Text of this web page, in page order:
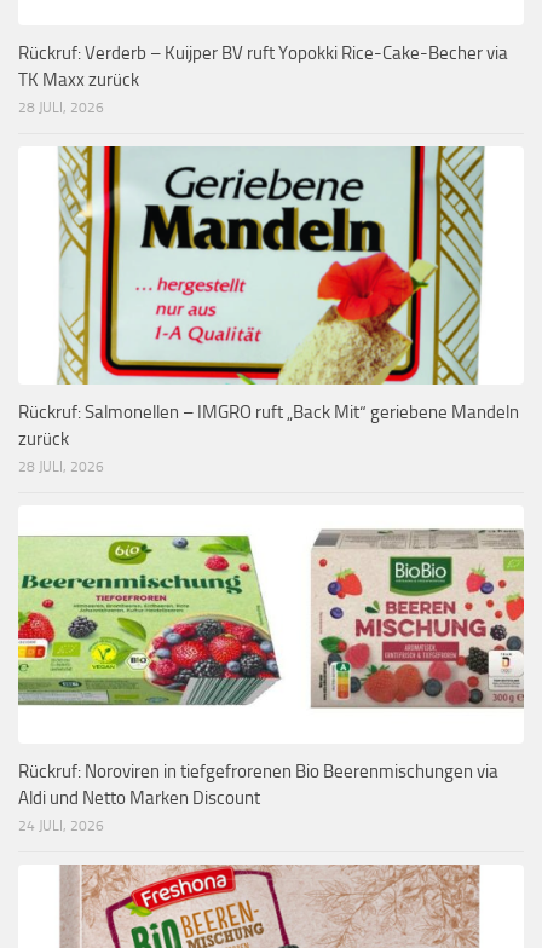
Rückruf: Verderb – Kuijper BV ruft Yopokki Rice-Cake-Becher via
TK Maxx zurück
28 JULI, 2026
Rückruf: Salmonellen – IMGRO ruft „Back Mit“ geriebene Mandeln
zurück
28 JULI, 2026
Rückruf: Noroviren in tiefgefrorenen Bio Beerenmischungen via
Aldi und Netto Marken Discount
24 JULI, 2026